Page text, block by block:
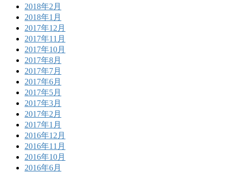
2018年2月
2018年1月
2017年12月
2017年11月
2017年10月
2017年8月
2017年7月
2017年6月
2017年5月
2017年3月
2017年2月
2017年1月
2016年12月
2016年11月
2016年10月
2016年6月